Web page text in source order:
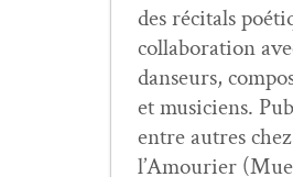
des réc­i­tals
col­lab­o­ra­tion
danseurs,
et musi­ciens.
entre autres chez
l’Amourier